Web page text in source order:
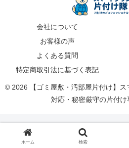
会社について
お客様の声
よくある質問
特定商取引法に基づく表記
© 2026 【ゴミ屋敷・汚部屋片付け】ス
対応・秘密厳守の片付け
ホーム 検索